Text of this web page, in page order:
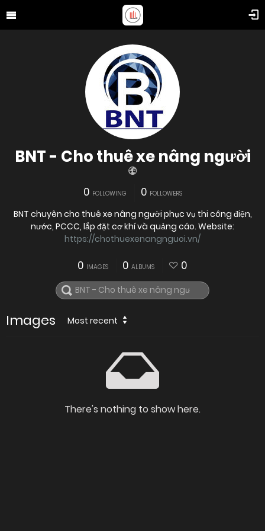
BNT - Cho thuê xe nâng người
0 FOLLOWING 0 FOLLOWERS
BNT chuyên cho thuê xe nâng người phục vụ thi công điện,
nước, PCCC, lắp đặt cơ khí và quảng cáo. Website:
https://chothuexenangnguoi.vn/
0 IMAGES 0 ALBUMS 0
Images Most recent
There's nothing to show here.